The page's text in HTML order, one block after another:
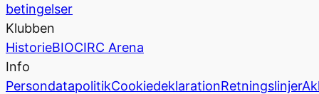
betingelser
Klubben
HistorieBIOCIRC Arena
Info
PersondatapolitikCookiedeklarationRetningslinjer